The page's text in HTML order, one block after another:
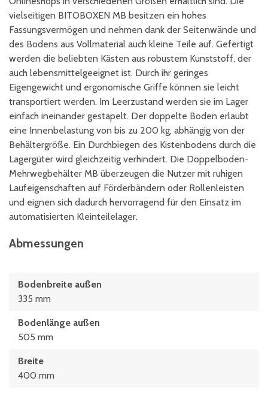
vielseitigen BITOBOXEN MB besitzen ein hohes
Fassungsvermögen und nehmen dank der Seitenwände und
des Bodens aus Vollmaterial auch kleine Teile auf. Gefertigt
werden die beliebten Kästen aus robustem Kunststoff, der
auch lebensmittelgeeignet ist. Durch ihr geringes
Eigengewicht und ergonomische Griffe können sie leicht
transportiert werden. Im Leerzustand werden sie im Lager
einfach ineinander gestapelt. Der doppelte Boden erlaubt
eine Innenbelastung von bis zu 200 kg, abhängig von der
Behältergröße. Ein Durchbiegen des Kistenbodens durch die
Lagergüter wird gleichzeitig verhindert. Die Doppelboden-
Mehrwegbehälter MB überzeugen die Nutzer mit ruhigen
Laufeigenschaften auf Förderbändern oder Rollenleisten
und eignen sich dadurch hervorragend für den Einsatz im
automatisierten Kleinteilelager.
Abmessungen
Bodenbreite außen
335 mm
Bodenlänge außen
505 mm
Breite
400 mm